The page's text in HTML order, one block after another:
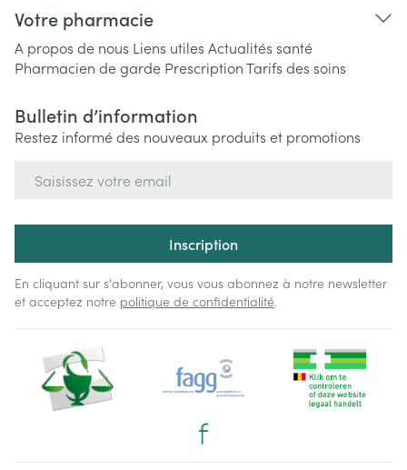
Votre pharmacie
A propos de nous Liens utiles Actualités santé
Pharmacien de garde PrescriptionTarifs des soins
Bulletin d’information
Restez informé des nouveaux produits et promotions
Inscription
En cliquant sur s'abonner, vous vous abonnez à notre newsletter
et acceptez notre politique de confidentialité.